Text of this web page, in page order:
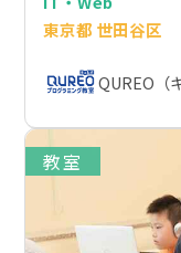
東京都 世田谷区
QUREO（
教室